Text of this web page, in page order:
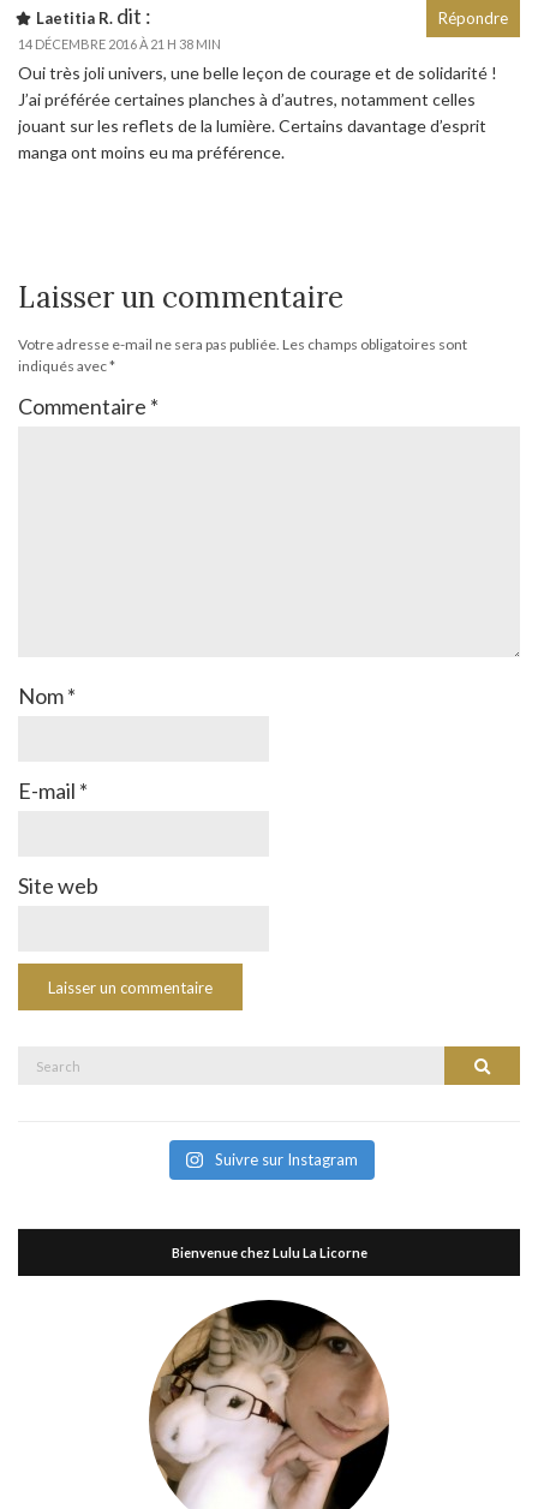
Laetitia R. dit :
14 DÉCEMBRE 2016 À 21 H 38 MIN
Oui très joli univers, une belle leçon de courage et de solidarité !
J’ai préférée certaines planches à d’autres, notamment celles
jouant sur les reflets de la lumière. Certains davantage d’esprit
manga ont moins eu ma préférence.
Répondre
Laisser un commentaire
Votre adresse e-mail ne sera pas publiée. Les champs obligatoires sont
indiqués avec*
Commentaire *
Nom*
E-mail *
Site web
Search
Suivre sur Instagram
Bienvenue chez Lulu La Licorne